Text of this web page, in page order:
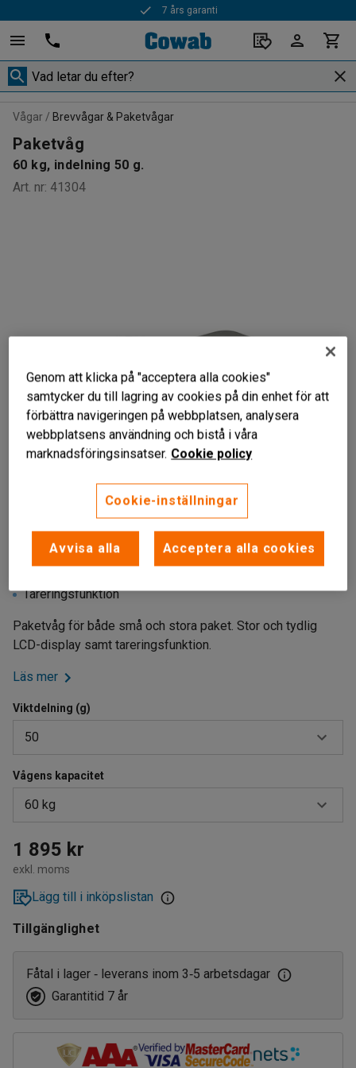
7 års garanti
Vågar Brevvågar & Paketvågar
Paketvåg
60 kg, indelning 50 g.
Art. nr: 41304
Hög maxbelastning
Tareringsfunktion
Paketvåg för både små och stora paket. Stor och tydlig
LCD-display samt tareringsfunktion.
Läs mer
Viktdelning (g)
50
20
50
100
Vågens kapacitet
60 kg
150 kg
30 kg
60 kg
1 895 kr
exkl. moms
Lägg till i inköpslistan
Tillgänglighet
Fåtal i lager ‑ leverans inom 3‑5 arbetsdagar
Garantitid 7 år
Genom att klicka på "acceptera alla cookies"
samtycker du till lagring av cookies på din enhet för att
förbättra navigeringen på webbplatsen, analysera
webbplatsens användning och bistå i våra
marknadsföringsinsatser. Cookie policy
Cookie-inställningar
Avvisa alla Acceptera alla cookies